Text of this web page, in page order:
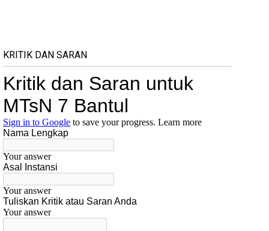
KRITIK DAN SARAN